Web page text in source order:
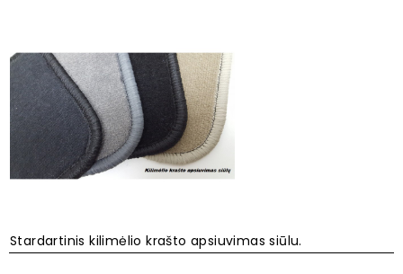
Stardartinis kilimėlio krašto apsiuvimas siūlu.